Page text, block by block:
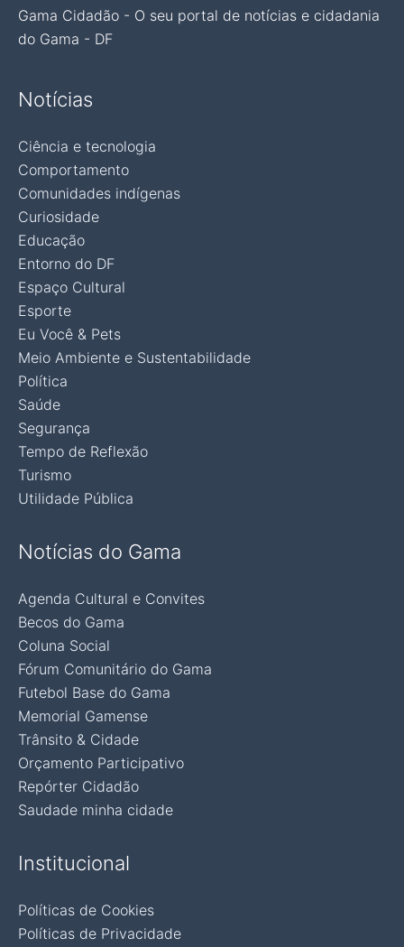
Gama Cidadão - O seu portal de notícias e cidadania
do Gama - DF
Notícias
Ciência e tecnologia
Comportamento
Comunidades indígenas
Curiosidade
Educação
Entorno do DF
Espaço Cultural
Esporte
Eu Você & Pets
Meio Ambiente e Sustentabilidade
Política
Saúde
Segurança
Tempo de Reflexão
Turismo
Utilidade Pública
Notícias do Gama
Agenda Cultural e Convites
Becos do Gama
Coluna Social
Fórum Comunitário do Gama
Futebol Base do Gama
Memorial Gamense
Trânsito & Cidade
Orçamento Participativo
Repórter Cidadão
Saudade minha cidade
Institucional
Políticas de Cookies
Políticas de Privacidade